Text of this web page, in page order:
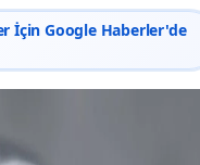
İçin Google Haberler'de